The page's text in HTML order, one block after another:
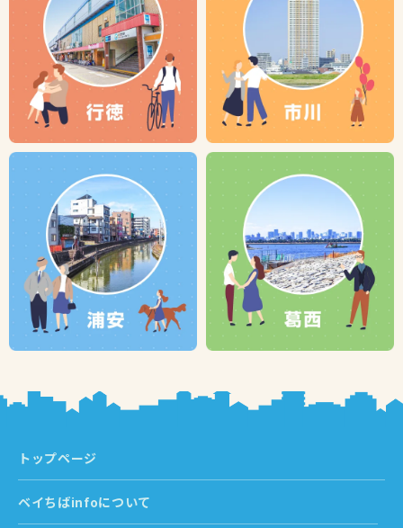
トップページ
ベイちばinfoについて